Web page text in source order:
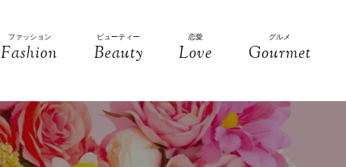
ファッション
Fashion
ビューティー
Beauty
恋愛
Love
グルメ
Gourmet